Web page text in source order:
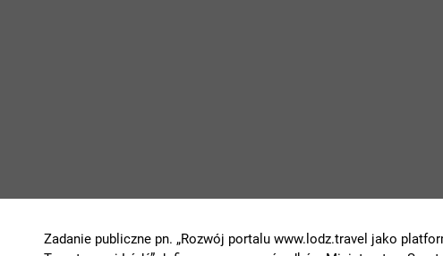
Zadanie publiczne pn. „Rozwój portalu www.lodz.travel jako